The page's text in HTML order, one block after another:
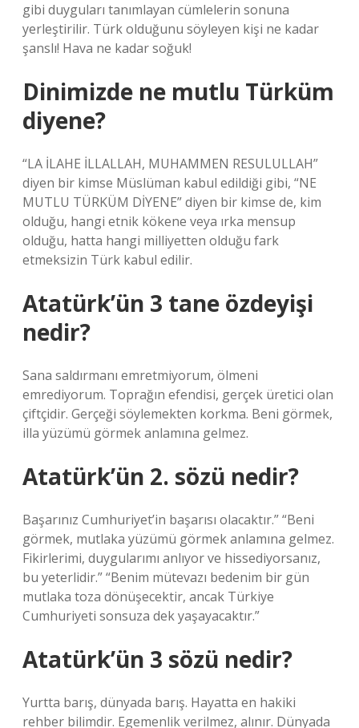
gibi duyguları tanımlayan cümlelerin sonuna
yerleştirilir. Türk olduğunu söyleyen kişi ne kadar
şanslı! Hava ne kadar soğuk!
Dinimizde ne mutlu Türküm
diyene?
“LA İLAHE İLLALLAH, MUHAMMEN RESULULLAH”
diyen bir kimse Müslüman kabul edildiği gibi, “NE
MUTLU TÜRKÜM DİYENE” diyen bir kimse de, kim
olduğu, hangi etnik kökene veya ırka mensup
olduğu, hatta hangi milliyetten olduğu fark
etmeksizin Türk kabul edilir.
Atatürk’ün 3 tane özdeyişi
nedir?
Sana saldırmanı emretmiyorum, ölmeni
emrediyorum. Toprağın efendisi, gerçek üretici olan
çiftçidir. Gerçeği söylemekten korkma. Beni görmek,
illa yüzümü görmek anlamına gelmez.
Atatürk’ün 2. sözü nedir?
Başarınız Cumhuriyet’in başarısı olacaktır.” “Beni
görmek, mutlaka yüzümü görmek anlamına gelmez.
Fikirlerimi, duygularımı anlıyor ve hissediyorsanız,
bu yeterlidir.” “Benim mütevazı bedenim bir gün
mutlaka toza dönüşecektir, ancak Türkiye
Cumhuriyeti sonsuza dek yaşayacaktır.”
Atatürk’ün 3 sözü nedir?
Yurtta barış, dünyada barış. Hayatta en hakiki
rehber bilimdir. Egemenlik verilmez, alınır. Dünyada